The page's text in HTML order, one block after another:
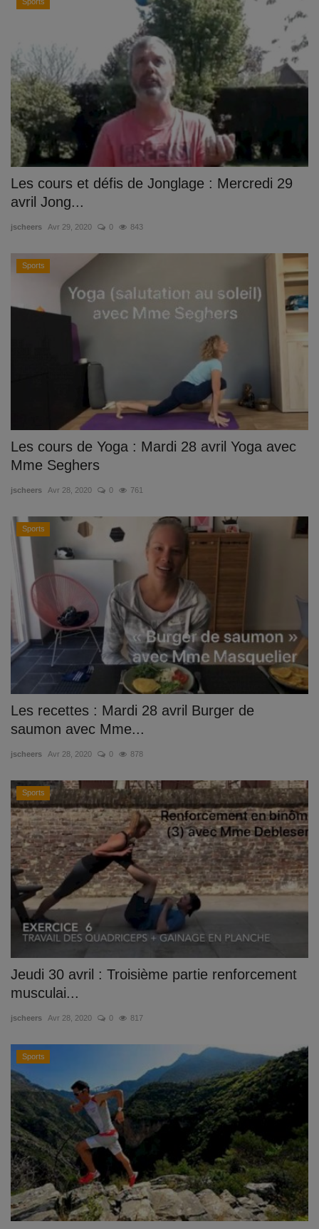
Les cours et défis de Jonglage : Mercredi 29
avril Jong...
jscheers Avr 29, 2020 0 843
Sports
Les cours de Yoga : Mardi 28 avril Yoga avec
Mme Seghers
jscheers Avr 28, 2020 0 761
Sports
Les recettes : Mardi 28 avril Burger de
saumon avec Mme...
jscheers Avr 28, 2020 0 878
Sports
Jeudi 30 avril : Troisième partie renforcement
musculai...
jscheers Avr 28, 2020 0 817
Sports